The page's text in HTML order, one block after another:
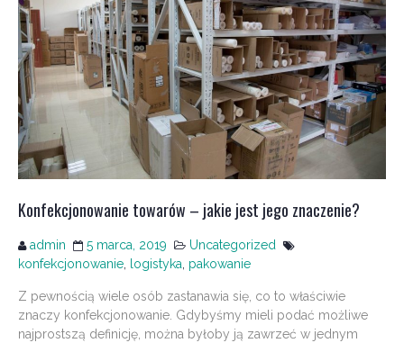
Konfekcjonowanie towarów – jakie jest jego znaczenie?
admin 5 marca, 2019
Uncategorized
konfekcjonowanie, logistyka, pakowanie
Z pewnością wiele osób zastanawia się, co to właściwie
znaczy konfekcjonowanie. Gdybyśmy mieli podać możliwe
najprostszą definicję, można byłoby ją zawrzeć w jednym